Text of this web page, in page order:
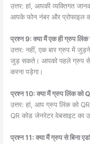
उत्तर: हां, आपकी व्यक्तिगत
आपके फोन नंबर और प्रोफाइल
प्रश्न 9: क्या मैं एक ही ग्रुप
उत्तर: नहीं, एक बार ग्रुप में
जुड़ सकते। आपको पहले ग्रुप से
करना पड़ेगा।
प्रश्न 10: क्या मैं ग्रुप लिंक को
उत्तर: हां, आप ग्रुप लिंक को
QR कोड जेनरेटर वेबसाइट का
प्रश्न 11: क्या मैं ग्रुप से बिना